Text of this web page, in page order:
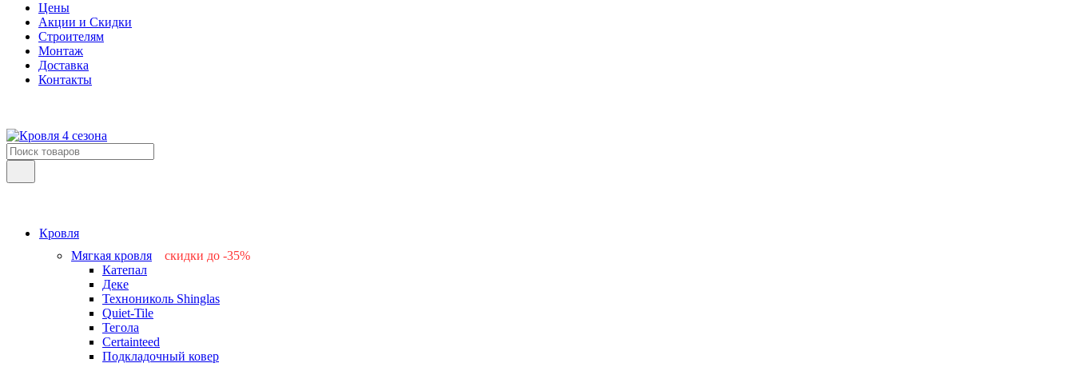
Цены
Акции и Скидки
Строителям
Монтаж
Доставка
Контакты
Кровля
Мягкая кровля
скидки до -35%
Катепал
Деке
Технониколь Shinglas
Quiet-Tile
Тегола
Certainteed
Подкладочный ковер